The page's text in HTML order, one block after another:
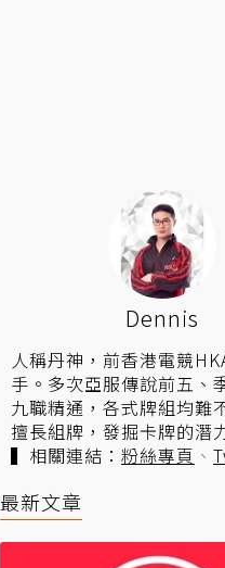
Dennis
人稱丹神，前香港電競
手。多次亞服傳說前五、
九職精通，各式牌組均難
擅長組牌，發掘卡牌的潛
▍相關連結： 粉絲專頁 、
最新文章